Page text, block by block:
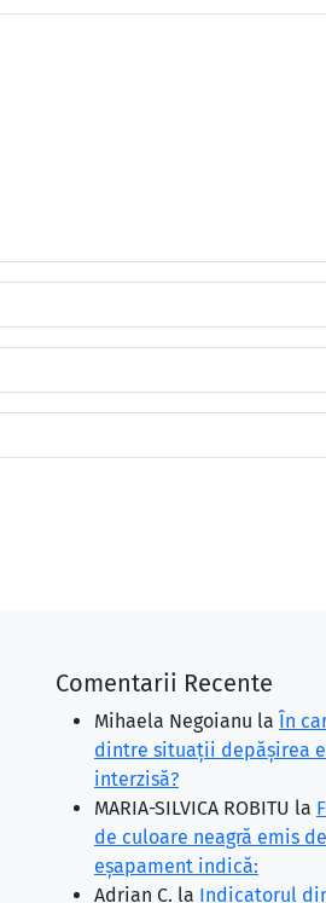
Comentarii Recente
Mihaela Negoianu la În
dintre situaţii depăşirea
interzisă?
MARIA-SILVICA ROBITU la
de culoare neagră emis de
eşapament indică:
Adrian C. la Indicatorul